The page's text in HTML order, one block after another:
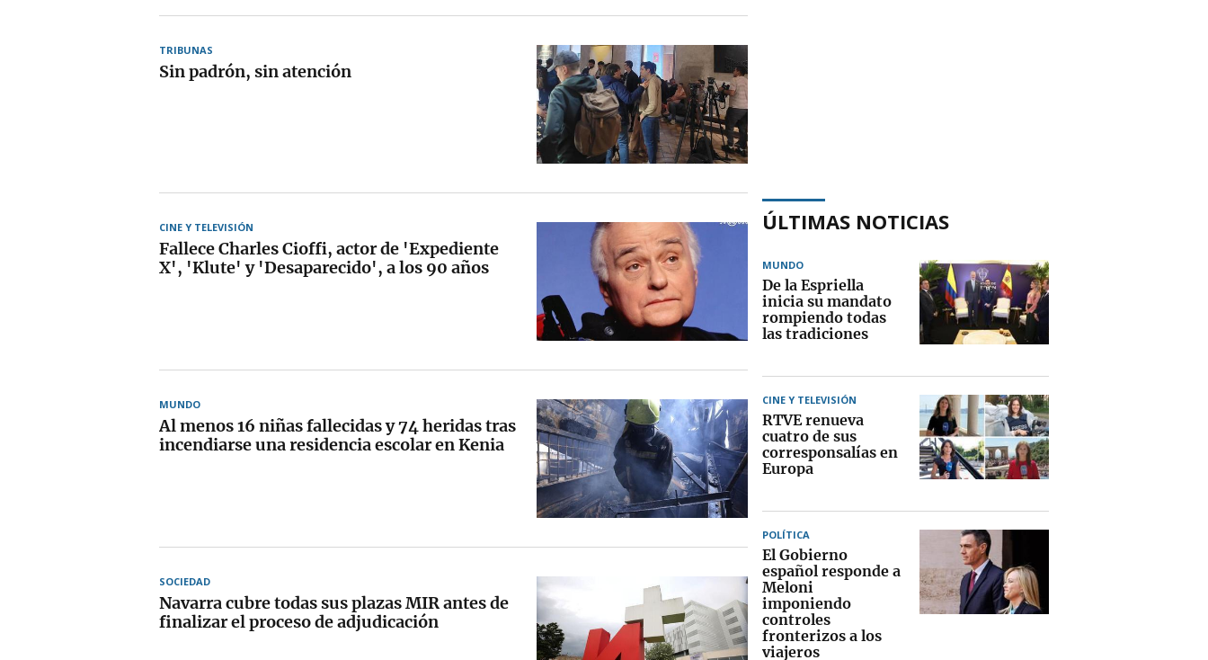
TRIBUNAS
Sin padrón, sin atención
CINE Y TELEVISIÓN
Fallece Charles Cioffi, actor de 'Expediente
X', 'Klute' y 'Desaparecido', a los 90 años
MUNDO
Al menos 16 niñas fallecidas y 74 heridas tras
incendiarse una residencia escolar en Kenia
SOCIEDAD
Navarra cubre todas sus plazas MIR antes de
finalizar el proceso de adjudicación
ÚLTIMAS NOTICIAS
MUNDO
De la Espriella
inicia su mandato
rompiendo todas
las tradiciones
CINE Y TELEVISIÓN
RTVE renueva
cuatro de sus
corresponsalías en
Europa
POLÍTICA
El Gobierno
español responde a
Meloni
imponiendo
controles
fronterizos a los
viajeros